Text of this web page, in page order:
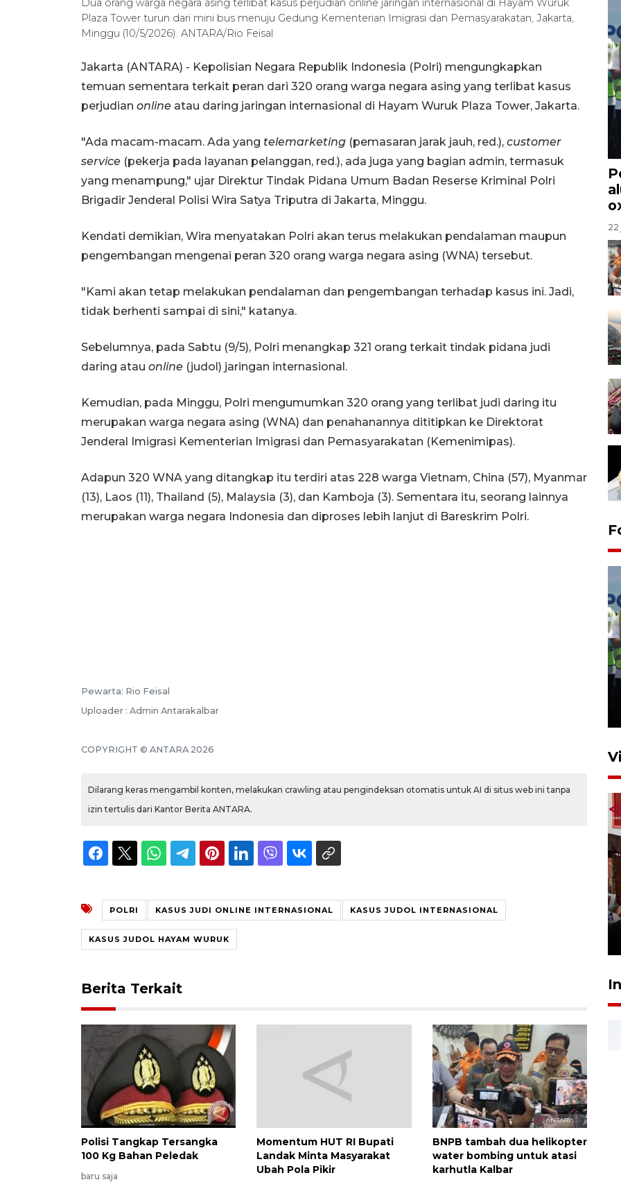
Dua orang warga negara asing terlibat kasus perjudian online jaringan internasional di Hayam Wuruk
Plaza Tower turun dari mini bus menuju Gedung Kementerian Imigrasi dan Pemasyarakatan, Jakarta,
Minggu (10/5/2026). ANTARA/Rio Feisal
Jakarta (ANTARA) - Kepolisian Negara Republik Indonesia (Polri) mengungkapkan
temuan sementara terkait peran dari 320 orang warga negara asing yang terlibat kasus
perjudian online atau daring jaringan internasional di Hayam Wuruk Plaza Tower, Jakarta.
"Ada macam-macam. Ada yang telemarketing (pemasaran jarak jauh, red.), customer
service (pekerja pada layanan pelanggan, red.), ada juga yang bagian admin, termasuk
yang menampung," ujar Direktur Tindak Pidana Umum Badan Reserse Kriminal Polri
Brigadir Jenderal Polisi Wira Satya Triputra di Jakarta, Minggu.
Kendati demikian, Wira menyatakan Polri akan terus melakukan pendalaman maupun
pengembangan mengenai peran 320 orang warga negara asing (WNA) tersebut.
"Kami akan tetap melakukan pendalaman dan pengembangan terhadap kasus ini. Jadi,
tidak berhenti sampai di sini," katanya.
Sebelumnya, pada Sabtu (9/5), Polri menangkap 321 orang terkait tindak pidana judi
daring atau online (judol) jaringan internasional.
Kemudian, pada Minggu, Polri mengumumkan 320 orang yang terlibat judi daring itu
merupakan warga negara asing (WNA) dan penahanannya dititipkan ke Direktorat
Jenderal Imigrasi Kementerian Imigrasi dan Pemasyarakatan (Kemenimipas).
Adapun 320 WNA yang ditangkap itu terdiri atas 228 warga Vietnam, China (57), Myanmar
(13), Laos (11), Thailand (5), Malaysia (3), dan Kamboja (3). Sementara itu, seorang lainnya
merupakan warga negara Indonesia dan diproses lebih lanjut di Bareskrim Polri.
Pewarta: Rio Feisal
Uploader : Admin Antarakalbar
COPYRIGHT © ANTARA 2026
Dilarang keras mengambil konten, melakukan crawling atau pengindeksan otomatis untuk AI di situs web ini tanpa
izin tertulis dari Kantor Berita ANTARA.
POLRI KASUS JUDI ONLINE INTERNASIONAL KASUS JUDOL INTERNASIONAL
KASUS JUDOL HAYAM WURUK
Berita Terkait
Polisi Tangkap Tersangka
100 Kg Bahan Peledak
baru saja
Momentum HUT RI Bupati
Landak Minta Masyarakat
Ubah Pola Pikir
BNPB tambah dua helikopter
water bombing untuk atasi
karhutla Kalbar
22
inspeksi alur distribusi
makanan strategis